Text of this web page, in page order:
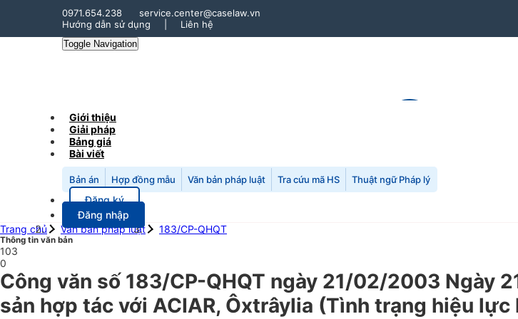
0971.654.238
service.center@caselaw.vn
Hướng dẫn sử dụng
Liên hệ
Toggle Navigation
Giới thiệu
Giải pháp
Bảng giá
Bài viết
Bản án Hợp đồng mẫu Văn bản pháp luật Tra cứu mã HS Thuật ngữ Pháp lý
Đăng ký
Đăng nhập
Trang chủ
Văn bản pháp luật 183/CP-QHQT
Thông tin văn bản
103
0
Công văn số 183/CP-QHQT ngày 21/02/2003 Ngày
sản hợp tác với ACIAR, Ôxtrâylia (Tình trạng hiệu